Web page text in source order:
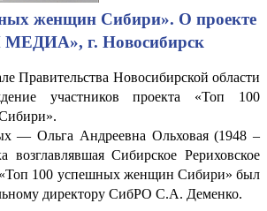
женщин Сибири». О проекте
МЕДИА», г. Новосибирск
Правительства Новосибирской области
участников проекта «Топ 100
— Ольга Андреевна Ольховая (1948 –
возглавлявшая Сибирское Рериховское
100 успешных женщин Сибири» был
директору СибРО С.А. Деменко.